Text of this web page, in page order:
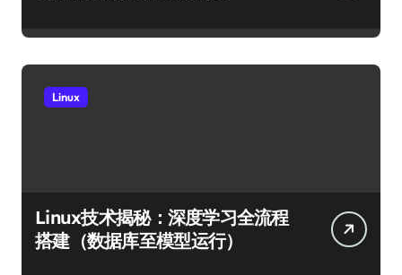
Linux
Linux技术揭秘：深度学习全流程
搭建（数据库至模型运行）